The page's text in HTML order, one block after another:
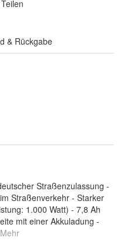
& Rückgabe
Straßenzulassung -
Straßenverkehr - Starker
1.000 Watt) - 7,8 Ah
mit einer Akkuladung -